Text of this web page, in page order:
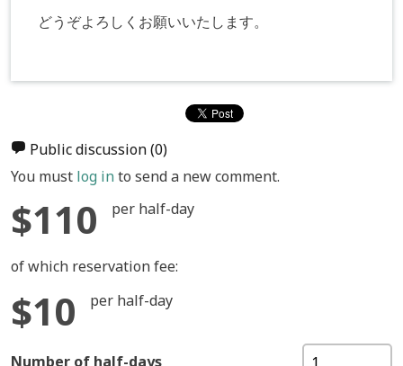
どうぞよろしくお願いいたします。
Public discussion(0)
You must log into send a new comment.
$110 per half-day
of which reservation fee:
$10 per half-day
Number of half-days